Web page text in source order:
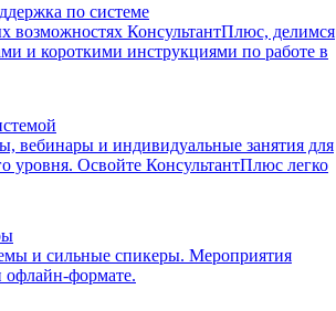
по системе
возможностях КонсультантПлюс, делимся
и короткими инструкциями по работе в
вебинары и индивидуальные занятия для
уровня. Освойте КонсультантПлюс легко
и сильные спикеры. Мероприятия
офлайн-формате.